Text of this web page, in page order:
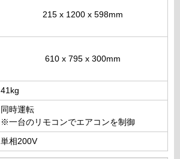
215 x 1200 x 598mm
610 x 795 x 300mm
41kg
同時運転
※一台のリモコンでエアコンを制御
単相200V